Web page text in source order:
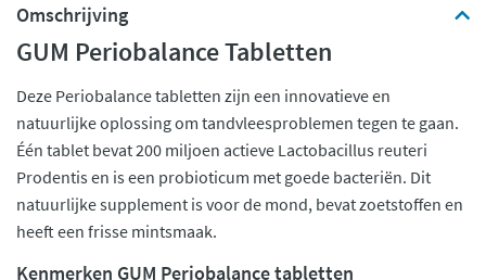
Omschrijving
GUM Periobalance Tabletten
Deze Periobalance tabletten zijn een innovatieve en
natuurlijke oplossing om tandvleesproblemen tegen te gaan.
Één tablet bevat 200 miljoen actieve Lactobacillus reuteri
Prodentis en is een probioticum met goede bacteriën. Dit
natuurlijke supplement is voor de mond, bevat zoetstoffen en
heeft een frisse mintsmaak.
Kenmerken GUM Periobalance tabletten